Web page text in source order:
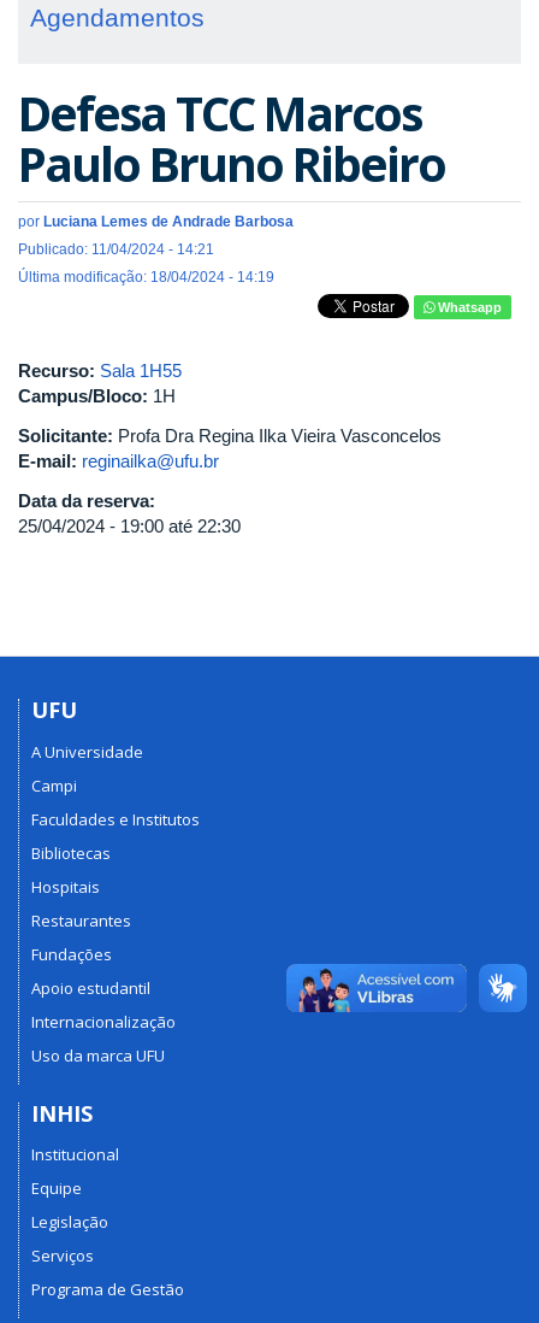
Agendamentos
Defesa TCC Marcos
Paulo Bruno Ribeiro
por Luciana Lemes de Andrade Barbosa
Publicado: 11/04/2024 - 14:21
Última modificação: 18/04/2024 - 14:19
Whatsapp
Recurso: Sala 1H55
Campus/Bloco: 1H
Solicitante: Profa Dra Regina Ilka Vieira Vasconcelos
E-mail: reginailka@ufu.br
Data da reserva:
25/04/2024 - 19:00 até 22:30
UFU
A Universidade
Campi
Faculdades e Institutos
Bibliotecas
Hospitais
Restaurantes
Fundações
Apoio estudantil
Internacionalização
Uso da marca UFU
INHIS
Institucional
Equipe
Legislação
Serviços
Programa de Gestão